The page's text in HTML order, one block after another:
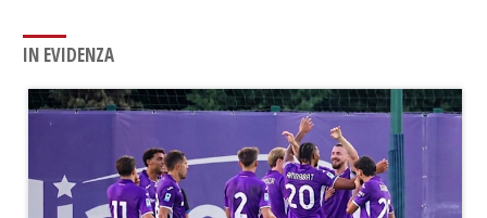
IN EVIDENZA